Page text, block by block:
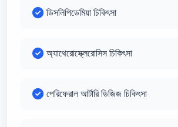
ডিসলিপিডেমিয়া চিকিৎসা
অ্যাথেরোস্ক্লেরোসিস চিকিৎসা
পেরিফেরাল আর্টারি ডিজিজ চিকিৎসা